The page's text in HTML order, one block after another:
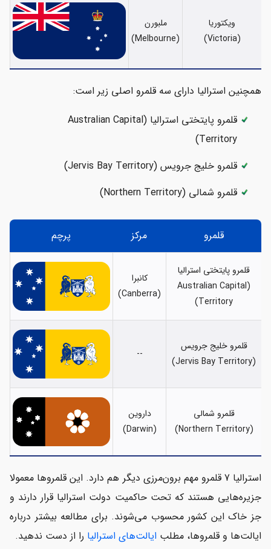
ویکتوریا
(Victoria)
ملبورن
(Melbourne)
همچنین استرالیا دارای سه قلمرو اصلی زیر است:
قلمرو پایتختی استرالیا (Australian Capital
Territory)
قلمرو خلیج جرویس (Jervis Bay Territory)
قلمرو شمالی (Northern Territory)
قلمرو مرکز پرچم
قلمرو پایتختی استرالیا
(Australian Capital
Territory)
کانبرا
(Canberra)
قلمرو خلیج جرویس
(Jervis Bay Territory)
--
قلمرو شمالی
(Northern Territory)
داروین
(Darwin)
استرالیا 7 قلمرو مهم برون‌مرزی دیگر هم دارد. این قلمروها معمولا
جزیره‌هایی هستند که تحت حاکمیت دولت استرالیا قرار دارند و
جز خاک این کشور محسوب می‌شوند. برای مطالعه بیشتر درباره
ایالت‌ها و قلمروها، مطلب ایالت‌های استرالیا را از دست ندهید.